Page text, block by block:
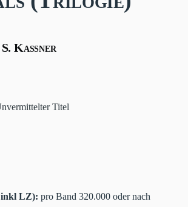
Kassner
inkl LZ): pro Band 320.000 oder nach